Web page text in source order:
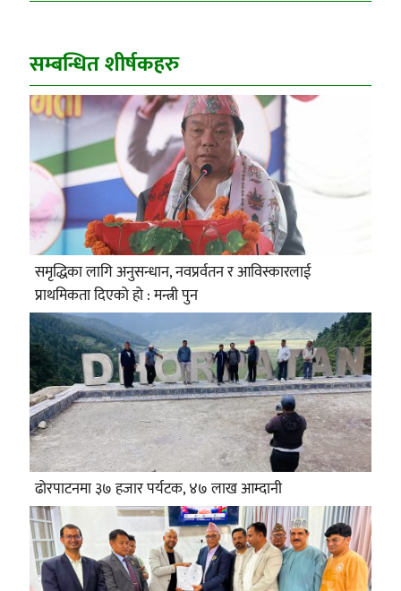
सम्बन्धित शीर्षकहरु
समृद्धिका लागि अनुसन्धान, नवप्रर्वतन र आविस्कारलाई
प्राथमिकता दिएको हो : मन्त्री पुन
ढोरपाटनमा ३७ हजार पर्यटक, ४७ लाख आम्दानी